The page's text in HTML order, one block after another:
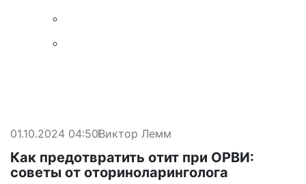
01.10.2024 04:50Виктор Лемм
Как предотвратить отит при ОРВИ:
советы от оториноларинголога